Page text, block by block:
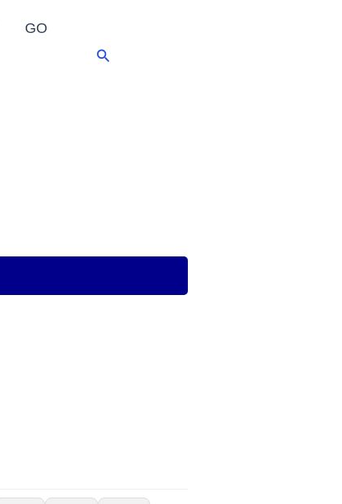
GO
Pesquisar